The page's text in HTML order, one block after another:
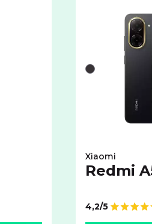
cet espace de stockage :
pour le DORO Leva L30 avec
Liste de
Noir
Xiaomi
Redmi
Note de
4,2/5